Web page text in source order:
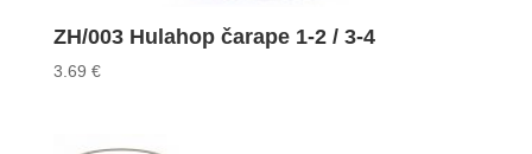
ZH/003 Hulahop čarape 1-2 / 3-4
3.69 €